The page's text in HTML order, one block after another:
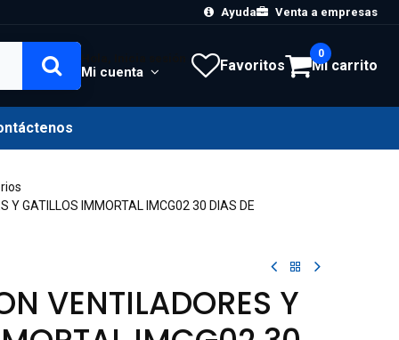
Ayuda Venta a empresas
Mi cuenta Favoritos Mi carrito
0
Y GATILLOS IMMORTAL IMCG02 30 DIAS DE
VENTILADORES Y